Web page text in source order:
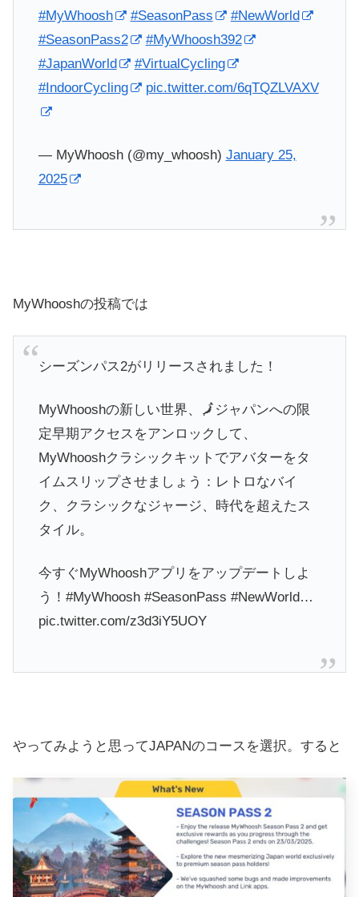
#MyWhoosh
#SeasonPass
#NewWorld
#SeasonPass2
#MyWhoosh392
#JapanWorld
#VirtualCycling
#IndoorCycling
pic.twitter.com/6qTQZLVAXV
— MyWhoosh (@my_whoosh) January 25,
2025
MyWhooshの投稿では
シーズンパス2がリリースされました！
MyWhooshの新しい世界、🗾ジャパンへの限
定早期アクセスをアンロックして、
MyWhooshクラシックキットでアバターをタ
イムスリップさせましょう：レトロなバイ
ク、クラシックなジャージ、時代を超えたス
タイル。
今すぐMyWhooshアプリをアップデートしよ
う！#MyWhoosh #SeasonPass #NewWorld…
pic.twitter.com/z3d3iY5UOY
やってみようと思ってJAPANのコースを選択。すると